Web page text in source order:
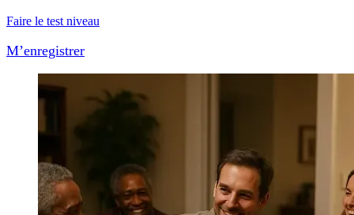
Faire le test niveau
M’enregistrer